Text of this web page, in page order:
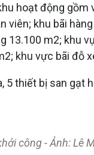
hoạt động
viên; khu bãi
13.100 m2; khu
khu vực bãi đỗ
thiết bị san gạt
công - Ảnh: Lê